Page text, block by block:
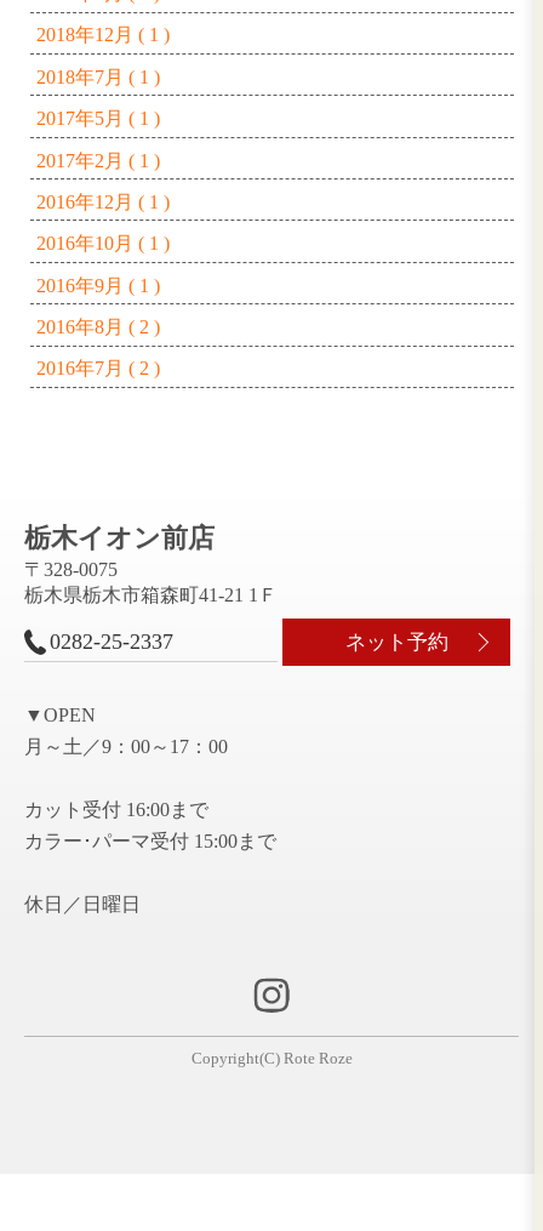
2025年7月 ( 1 )
2025年4月 ( 1 )
2025年2月 ( 1 )
2024年11月 ( 2 )
2024年7月 ( 1 )
2023年7月 ( 1 )
2023年1月 ( 1 )
2020年9月 ( 1 )
2019年11月 ( 1 )
2019年10月 ( 1 )
2019年6月 ( 1 )
2018年12月 ( 1 )
2017年5月 ( 1 )